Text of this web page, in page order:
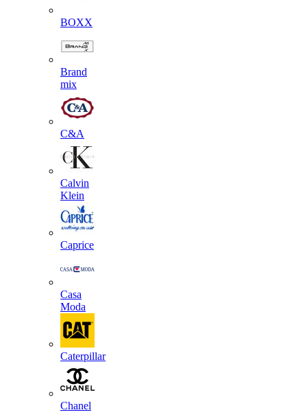
BOXX
Brand
mix
C&A
Calvin
Klein
Caprice
Casa
Moda
Caterpillar
Chanel